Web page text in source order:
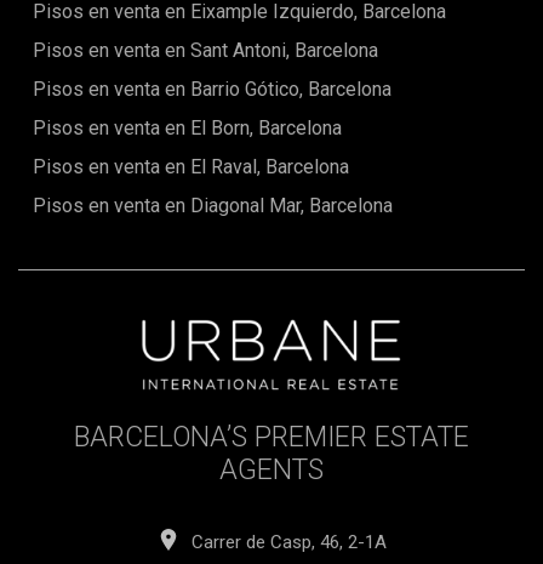
eje central de Barcelona, facilita el acceso a las principales
atracciones de la ciudad, mientras está rodeado de
comodidades diarias como escuelas, parques y lugares
culturales, incluida la famosa Sagrada Familia, a solo unos
apartamento en renovación es una oportunidad rara para
vivir en una propiedad con carácter histórico pero con todas
las comodidades modernas. Los renders en 3D que te
ofrecemos te permitirán visualizar el resultado final e
incomparable en uno de los barrios más deseados de
Pisos en venta en Eixample Izquierdo, Barcelona
Pisos en venta en Sant Antoni, Barcelona
Pisos en venta en Barrio Gótico, Barcelona
Pisos en venta en El Born, Barcelona
Pisos en venta en El Raval, Barcelona
Pisos en venta en Diagonal Mar, Barcelona
BARCELONA’S PREMIER ESTATE
AGENTS
Carrer de Casp, 46, 2-1A